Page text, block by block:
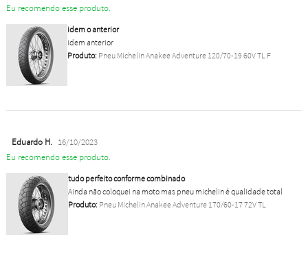
Eu recomendo esse produto.
idem o anterior
idem anterior
Produto:Pneu Michelin Anakee Adventure 120/70-19 60V TL F
Eduardo H. 16/10/2023
Eu recomendo esse produto.
tudo perfeito conforme combinado
Ainda não coloquei na moto mas pneu michelin é qualidade total
Produto:Pneu Michelin Anakee Adventure 170/60-17 72V TL